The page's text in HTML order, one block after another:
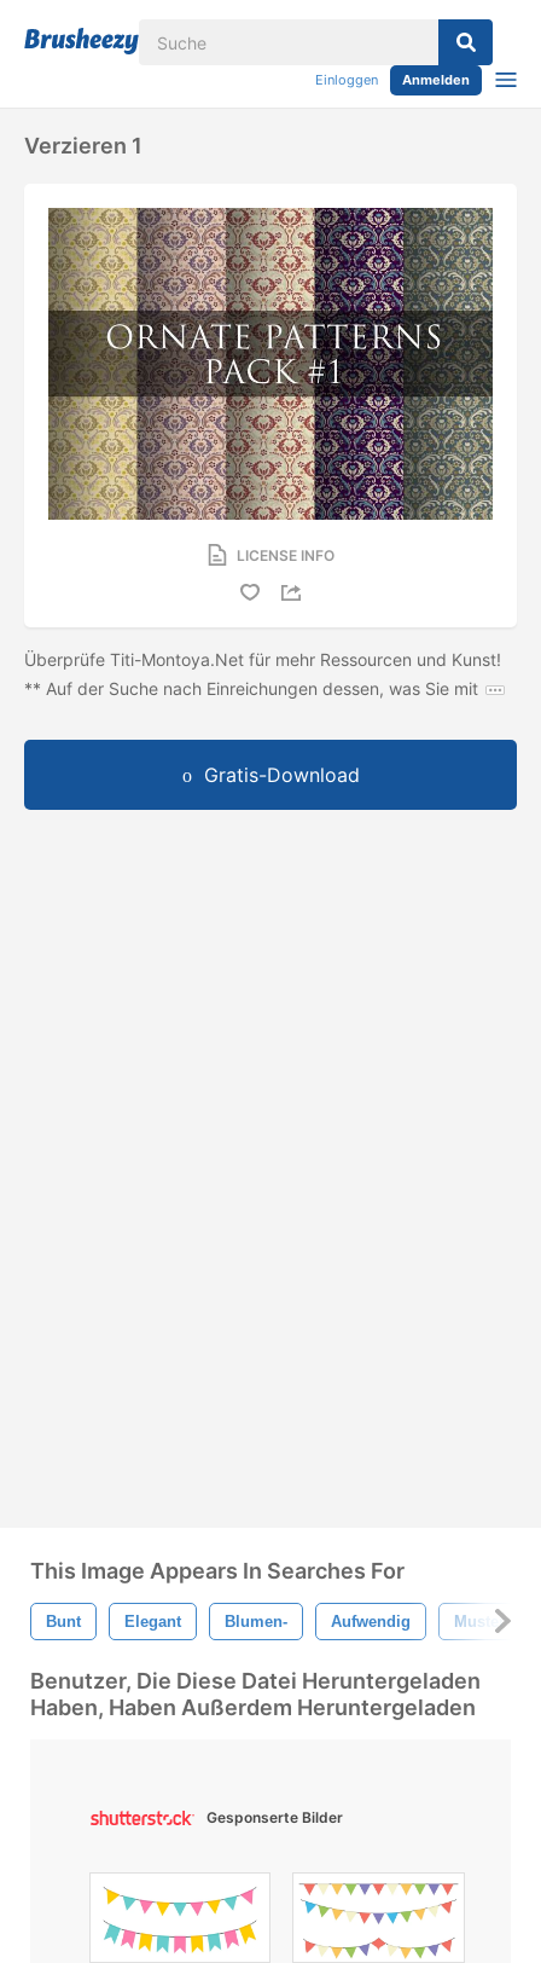
Einloggen Anmelden
Verzieren 1
LICENSE INFO
Überprüfe Titi-Montoya.Net für mehr Ressourcen und Kunst!
** Auf der Suche nach Einreichungen dessen, was Sie mit
Gratis-Download
This Image Appears In Searches For
Bunt Elegant Blumen- Aufwendig Muster
Benutzer, Die Diese Datei Heruntergeladen
Haben, Haben Außerdem Heruntergeladen
Gesponserte Bilder